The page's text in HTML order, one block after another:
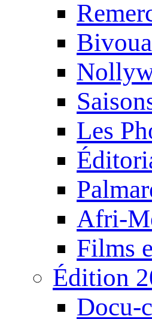
Les
Afri-
Films
Édition
Docu-